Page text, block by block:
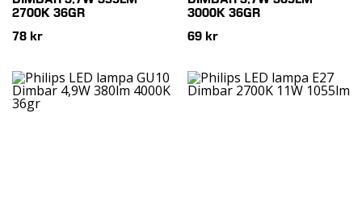
2700K 36GR
78 kr
3000K 36GR
69 kr